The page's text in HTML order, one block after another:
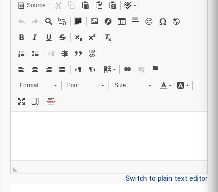
Source
Format Font Size
Switch to plain text editor